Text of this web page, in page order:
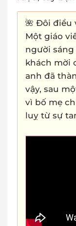
🌺 Đôi điều
Một giáo
người
khách mời
anh đã
vậy, sau
vì bố mẹ
luỵ từ sự